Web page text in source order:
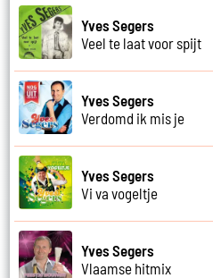
Yves Segers
Veel te laat voor spijt
Yves Segers
Verdomd ik mis je
Yves Segers
Vi va vogeltje
Yves Segers
Vlaamse hitmix